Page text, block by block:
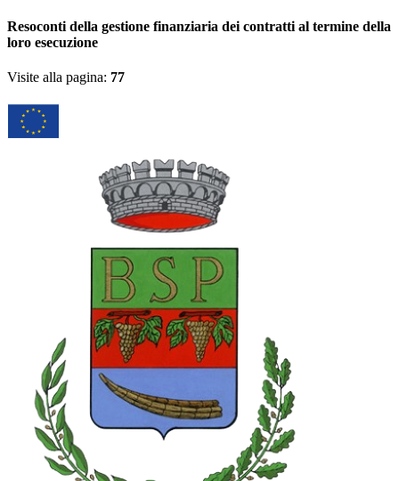
Resoconti della gestione finanziaria dei contratti al termine della
loro esecuzione
Visite alla pagina: 77